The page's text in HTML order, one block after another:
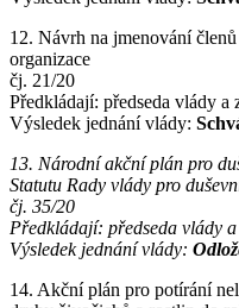
12. Návrh na jmenování
organizace
čj. 21/20
Předkládají: předseda vlády
Výsledek jednání vlády:
13. Národní akční plán pro
Statutu Rady vlády pro
čj. 35/20
Předkládají: předseda vlády
Výsledek jednání vlády:
14. Akční plán pro potírání